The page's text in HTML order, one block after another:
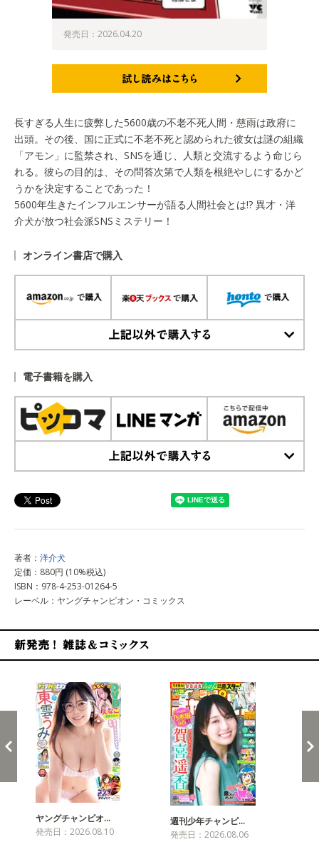
発売日：2026.04.20
長すぎる人生に疲弊した5600歳の不老不死人間・慈雨は政府に
出頭。その後、国に正式に不老不死と認められた彼女は謎の組織
「アモン」に監禁され、SNSを通じ、人類と交流するよう命じら
れる。彼らの目的は、その問答次第で人類を根絶やしにするかど
うかを決定することであった！
5600年生きたインフルエンサーが語る人間社会とは!? 異才・洋
介犬が放つ社会派SNSミステリー！
オンライン書店で購入
電子書籍を購入
著者： 洋介犬
定価：880円 (10%税込)
ISBN：978-4-253-01264-5
レーベル：ヤングチャンピオン・コミックス
ヤングチャンピオ…
発売日：2026.08.10
週刊少年チャンピ…
発売日：2026.08.06